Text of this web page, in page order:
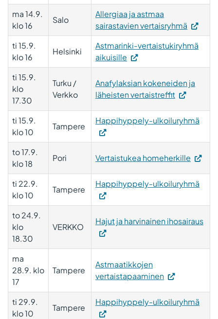
ma 14.9.
klo 16
Salo
Allergiaa ja astmaa
sairastavien vertaisryhmä
ti 15.9.
klo 16
Helsinki
Astmarinki-vertaistukiryhmä
aikuisille
ti 15.9.
klo
17.30
Turku /
Verkko
Anafylaksian kokeneiden ja
läheisten vertaistreffit
ti 15.9.
klo 10
Tampere
Happihyppely-ulkoiluryhmä
to 17.9.
klo 18
Pori Vertaistukea homeherkille
ti 22.9.
klo 10
Tampere
Happihyppely-ulkoiluryhmä
to 24.9.
klo
18.30
VERKKO
Hajut ja harvinainen ihosairaus
ma
28.9. klo
17
Tampere
Astmaatikkojen
vertaistapaaminen
ti 29.9.
klo 10
Tampere
Happihyppely-ulkoiluryhmä